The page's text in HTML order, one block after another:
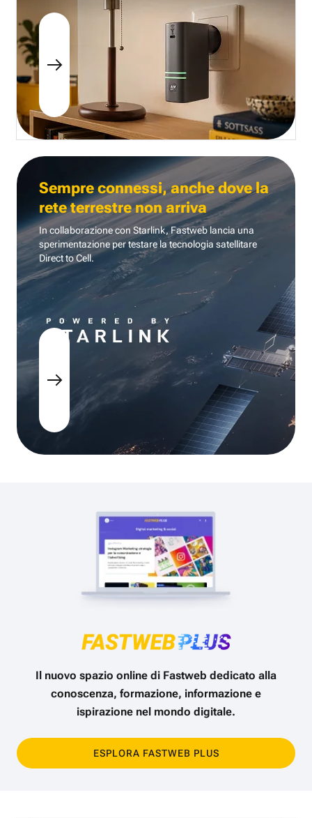
Sempre connessi, anche dove la
rete terrestre non arriva
In collaborazione con Starlink, Fastweb lancia una
sperimentazione per testare la tecnologia satellitare
Direct to Cell.
Il nuovo spazio online di Fastweb dedicato alla
conoscenza, formazione, informazione e
ispirazione nel mondo digitale.
ESPLORA FASTWEB PLUS